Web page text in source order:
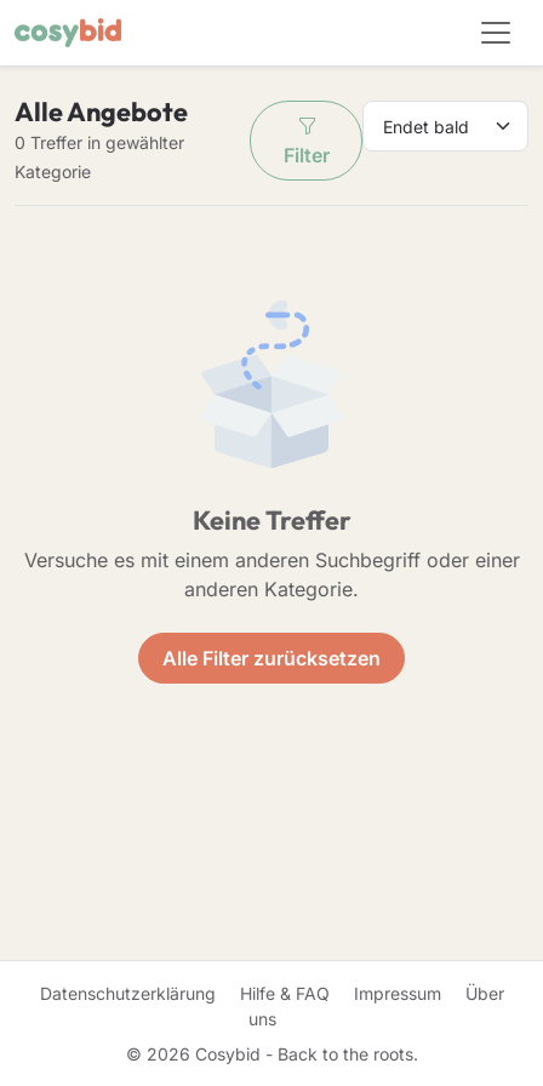
Alle Angebote
0 Treffer in gewählter
Kategorie
Filter
Keine Treffer
Versuche es mit einem anderen Suchbegriff oder einer
anderen Kategorie.
Alle Filter zurücksetzen
Datenschutzerklärung Hilfe & FAQ Impressum
Über
uns
© 2026 Cosybid - Back to the roots.